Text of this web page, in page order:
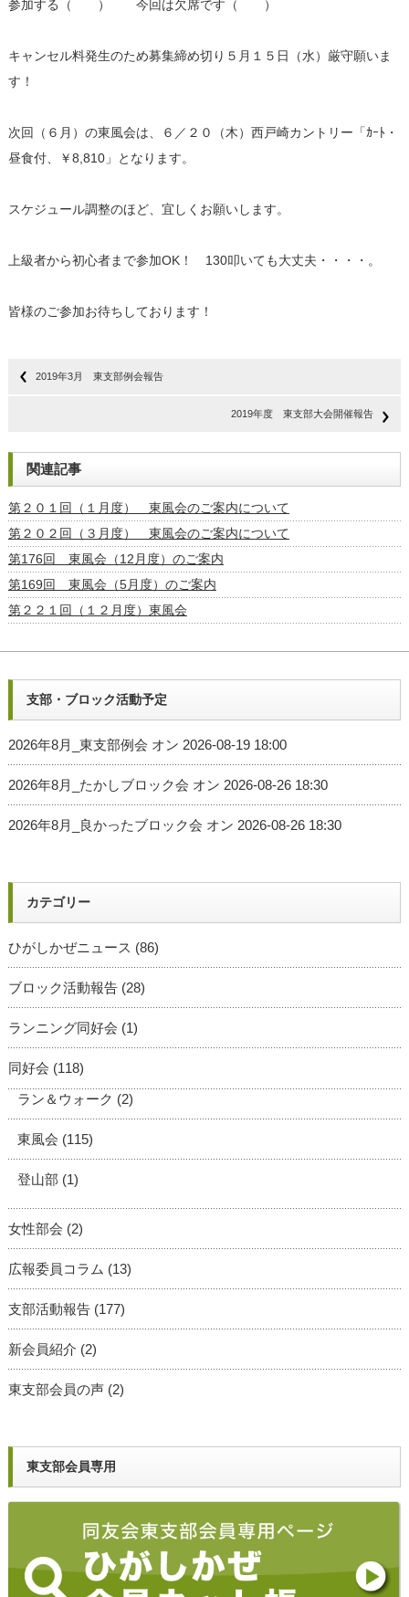
参加する（ ） 今回は欠席です（ ）
キャンセル料発生のため募集締め切り５月１５日（水）厳守願いま
す！
次回（６月）の東風会は、６／２０（木）西戸崎カントリー「ｶｰﾄ・
昼食付、￥8,810」となります。
スケジュール調整のほど、宜しくお願いします。
上級者から初心者まで参加OK！ 130叩いても大丈夫・・・・。
皆様のご参加お待ちしております！
2019年3月 東支部例会報告
2019年度 東支部大会開催報告
関連記事
第２０１回（１月度） 東風会のご案内について
第２０２回（３月度） 東風会のご案内について
第176回 東風会（12月度）のご案内
第169回 東風会（5月度）のご案内
第２２１回（１２月度）東風会
支部・ブロック活動予定
2026年8月_東支部例会 オン 2026-08-19 18:00
2026年8月_たかしブロック会 オン 2026-08-26 18:30
2026年8月_良かったブロック会 オン 2026-08-26 18:30
カテゴリー
ひがしかぜニュース (86)
ブロック活動報告(28)
ランニング同好会 (1)
同好会 (118)
ラン＆ウォーク (2)
東風会 (115)
登山部 (1)
女性部会 (2)
広報委員コラム (13)
支部活動報告(177)
新会員紹介 (2)
東支部会員の声(2)
東支部会員専用